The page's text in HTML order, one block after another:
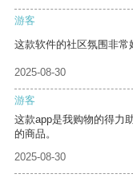
游客
这款软件的社区氛围非常
2025-08-30
游客
这款app是我购物的得力
的商品。
2025-08-30